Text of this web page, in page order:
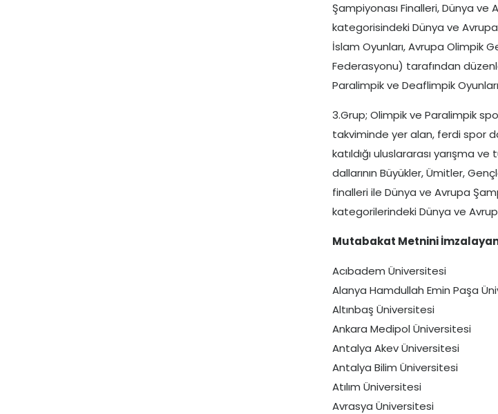
Şampiyonası Finalleri, Dünya ve
kategorisindeki Dünya ve Avrupa
İslam Oyunları, Avrupa Olimpik
Federasyonu) tarafından
Paralimpik ve Deaflimpik
3.Grup; Olimpik ve Paralimpik
takviminde yer alan, ferdi spor
katıldığı uluslararası yarışma
dallarının Büyükler, Ümitler,
finalleri ile Dünya ve Avrupa
kategorilerindeki Dünya ve
Mutabakat Metnini
Acıbadem Üniversitesi
Alanya Hamdullah Emin Paşa
Altınbaş Üniversitesi
Ankara Medipol Üniversitesi
Antalya Akev Üniversitesi
Antalya Bilim Üniversitesi
Atılım Üniversitesi
Avrasya Üniversitesi